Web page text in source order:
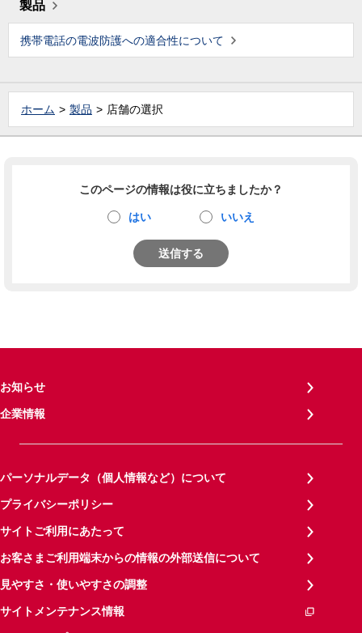
製品
携帯電話の電波防護への適合性について
ホーム 製品 店舗の選択
このページの情報は役に立ちましたか？
はい いいえ
送信する
お知らせ
企業情報
パーソナルデータ（個人情報など）について
プライバシーポリシー
サイトご利用にあたって
お客さまご利用端末からの情報の外部送信について
見やすさ・使いやすさの調整
サイトメンテナンス情報